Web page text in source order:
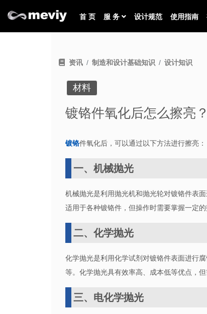
首 页 服 务 设计规范 使用指南
资讯 制造和设计基础知识 设计知识
材料
镀铬件氧化后怎么擦亮？
镀铬件氧化后，可以通过以下方法进行擦亮：
一、机械抛光
机械抛光是利用抛光机和抛光轮对镀铬件表
适用于各种镀铬件，但操作时需要掌握一定
二、化学抛光
化学抛光是利用化学试剂对镀铬件表面进行
等。化学抛光具有效率高、成本低等优点，
三、电化学抛光